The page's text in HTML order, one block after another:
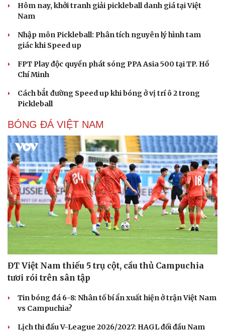
Cải chính
Hôm nay, khởi tranh giải pickleball danh giá tại Việt
Nam
Nhập môn Pickleball: Phân tích nguyên lý hình tam
giác khi Speed up
FPT Play độc quyền phát sóng PPA Asia 500 tại TP. Hồ
Chí Minh
Cách bắt đường Speed up khi bóng ở vị trí ô 2 trong
Pickleball
BÓNG ĐÁ VIỆT NAM
ĐT Việt Nam thiếu 5 trụ cột, cầu thủ Campuchia
tươi rói trên sân tập
Tin bóng đá 6-8: Nhân tố bí ẩn xuất hiện ở trận Việt Nam
vs Campuchia?
Lịch thi đấu V-League 2026/2027: HAGL đối đầu Nam